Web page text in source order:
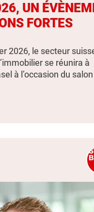
UN
FORTES
2026, le secteur
se réunira à
à l’occasion du salon